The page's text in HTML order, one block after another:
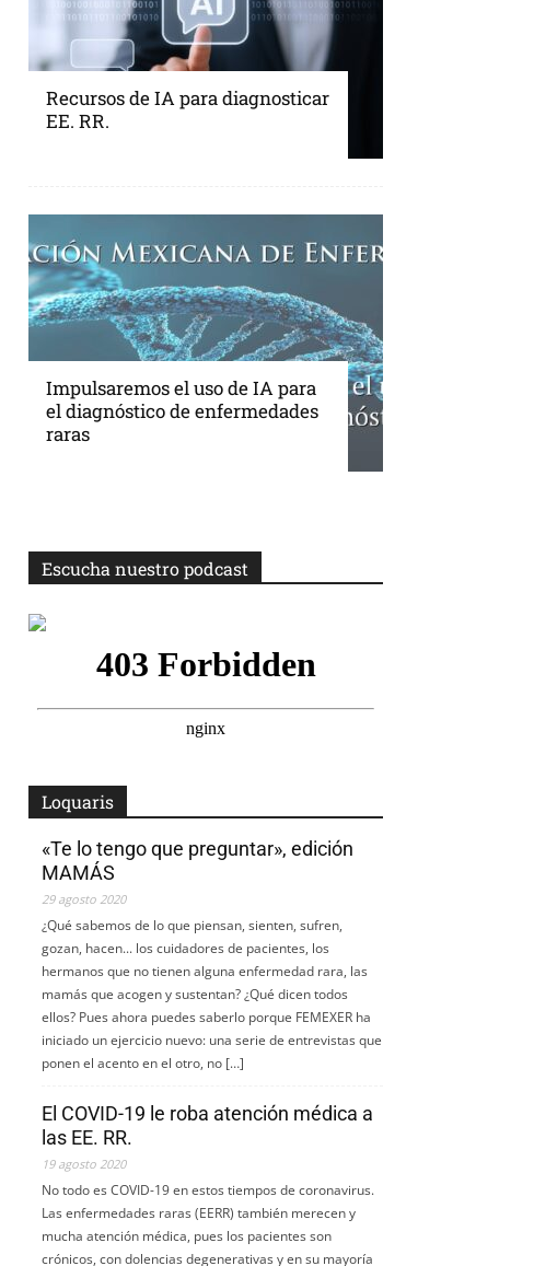
Recursos de IA para diagnosticar
EE. RR.
Impulsaremos el uso de IA para
el diagnóstico de enfermedades
raras
Escucha nuestro podcast
Loquaris
«Te lo tengo que preguntar», edición
MAMÁS
29 agosto 2020
¿Qué sabemos de lo que piensan, sienten, sufren,
gozan, hacen... los cuidadores de pacientes, los
hermanos que no tienen alguna enfermedad rara, las
mamás que acogen y sustentan? ¿Qué dicen todos
ellos? Pues ahora puedes saberlo porque FEMEXER ha
iniciado un ejercicio nuevo: una serie de entrevistas que
ponen el acento en el otro, no […]
El COVID-19 le roba atención médica a
las EE. RR.
19 agosto 2020
No todo es COVID-19 en estos tiempos de coronavirus.
Las enfermedades raras (EERR) también merecen y
mucha atención médica, pues los pacientes son
crónicos, con dolencias degenerativas y en su mayoría